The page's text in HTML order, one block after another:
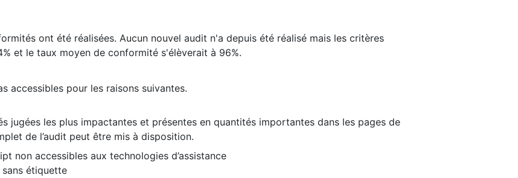
ont été réalisées. Aucun nouvel audit n'a depuis été réalisé mais les critères
et le taux moyen de conformité s'élèverait à 96%.
accessibles pour les raisons suivantes.
jugées les plus impactantes et présentes en quantités importantes dans les pages de
de l’audit peut être mis à disposition.
non accessibles aux technologies d’assistance
étiquette